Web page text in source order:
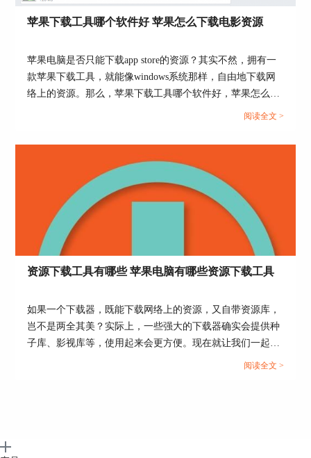
项、自动以及5KB/s、10KB/s、20KB/s等等。例如
当我们把长传速度设定为100KS/s时，那么此时
以上就是关于Folx软件的速度控制功能的介绍了，
定义速度，对于我们平时的工作生活来说实用性都
作者：灵易子
苹果下载工具哪个软件好 苹果怎么下载电影资源
苹果电脑是否只能下载app store的资源？其实不然，拥有一
款苹果下载工具，就能像windows系统那样，自由地下载网
络上的资源。那么，苹果下载工具哪个软件好，苹果怎么下
阅读全文 >
资源下载工具有哪些 苹果电脑有哪些资源下载工具
如果一个下载器，既能下载网络上的资源，又自带资源库，
岂不是两全其美？实际上，一些强大的下载器确实会提供种
子库、影视库等，使用起来会更方便。现在就让我们一起来
了解下资源下载工具有哪些，苹果电脑有哪些资源下载工
阅读全文 >